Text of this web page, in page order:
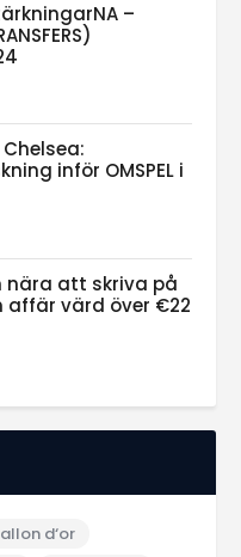
–
inför OMSPEL i
nära att skriva på
affär värd över €22
d‘or